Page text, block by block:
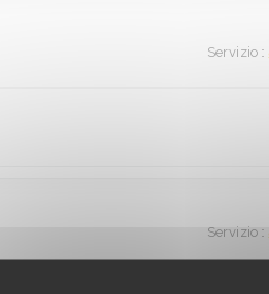
Servizio:
Servizio: